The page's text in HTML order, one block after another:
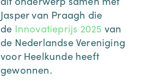
Jasper van Praagh die
de Innovatieprijs 2025 van
de Nederlandse Vereniging
voor Heelkunde heeft
gewonnen.